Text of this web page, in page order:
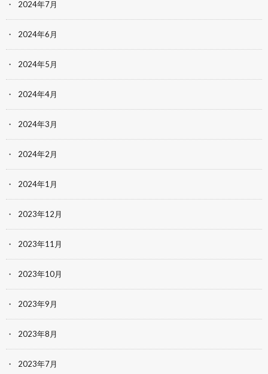
2024年7月
2024年6月
2024年5月
2024年4月
2024年3月
2024年2月
2024年1月
2023年12月
2023年11月
2023年10月
2023年9月
2023年8月
2023年7月